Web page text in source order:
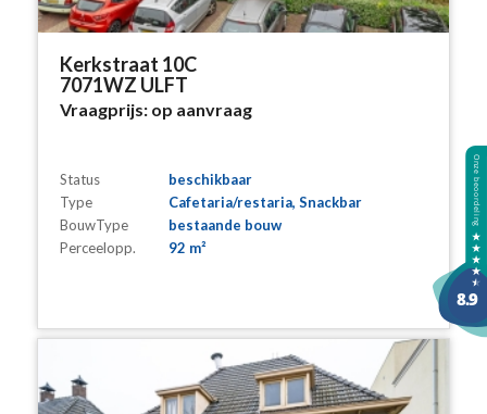
Kerkstraat 10C
7071WZ ULFT
Vraagprijs: op aanvraag
Status
beschikbaar
Type
Cafetaria/restaria, Snackbar
BouwType
bestaande bouw
Perceelopp.
92 m²